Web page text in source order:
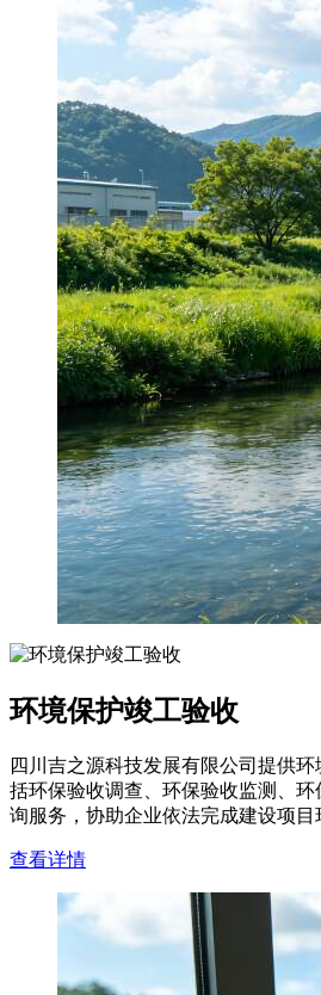
环境保护竣工验收
四川吉之源科技发展有限公司提供
括环保验收调查、环保验收监测、
询服务，协助企业依法完成建设项目
查看详情